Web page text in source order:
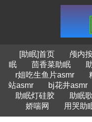
[助眠]首页 颅内
眠
茴香菜助眠
r姐吃生鱼片asmr
站asmr
bj花井asmr
助眠灯硅胶
助眠
娇喘网
用哭助